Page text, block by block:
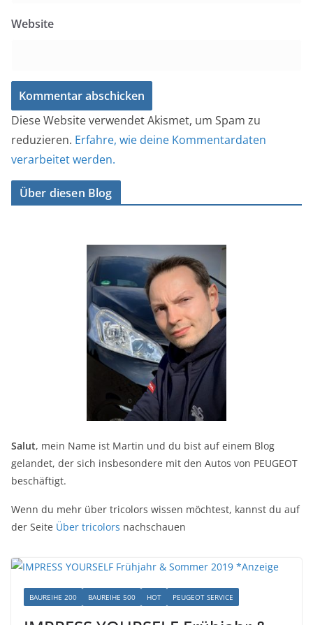
Website
Diese Website verwendet Akismet, um Spam zu
reduzieren. Erfahre, wie deine Kommentardaten
verarbeitet werden.
Über diesen Blog
Salut, mein Name ist Martin und du bist auf einem Blog
gelandet, der sich insbesondere mit den Autos von PEUGEOT
beschäftigt.
Wenn du mehr über tricolors wissen möchtest, kannst du auf
der Seite Über tricolors nachschauen
BAUREIHE 200 BAUREIHE 500 HOT PEUGEOT SERVICE